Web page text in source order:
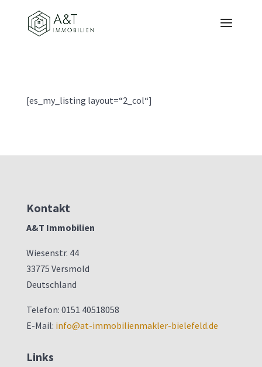
[es_my_listing layout=“2_col“]
Kontakt
A&T Immobilien
Wiesenstr. 44
33775 Versmold
Deutschland
Telefon: 0151 40518058
E-Mail: info@at-immobilienmakler-bielefeld.de
Links